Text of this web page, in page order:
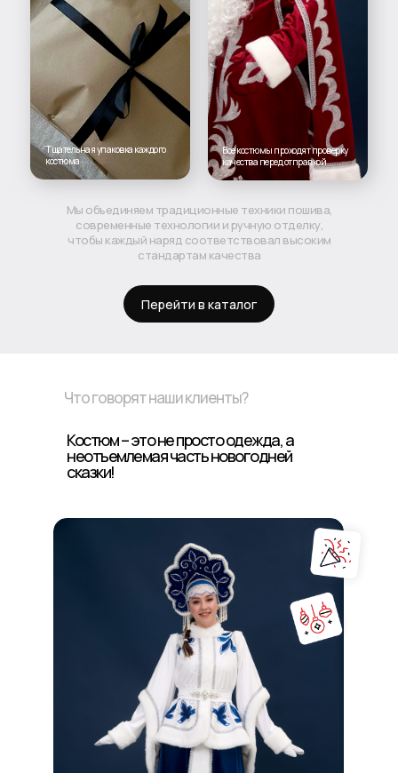
Перейти в каталог
Все костюмы проходят проверку
качества перед отправкой
Тщательная упаковка каждого
костюма
Мы объединяем традиционные техники пошива,
современные технологии и ручную отделку,
чтобы каждый наряд соответствовал высоким
стандартам качества
Костюм – это не просто одежда, а
неотъемлемая часть новогодней
сказки!
Что говорят наши клиенты?